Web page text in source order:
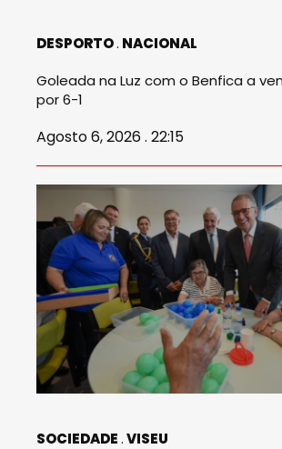
DESPORTO NACIONAL
Goleada na Luz com o Benfica a
por 6-1
Agosto 6, 2026 . 22:15
SOCIEDADE VISEU